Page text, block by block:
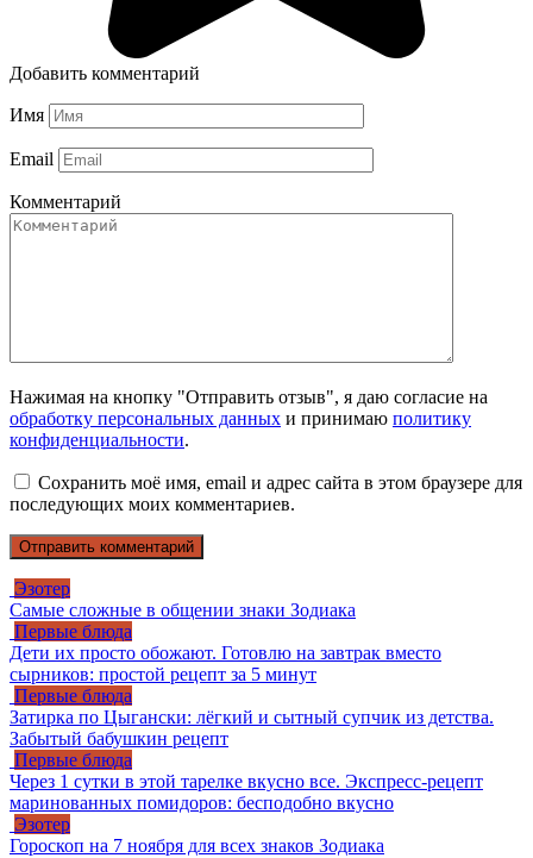
Добавить комментарий
Имя
Email
Комментарий
Нажимая на кнопку "Отправить отзыв", я даю согласие на
обработку персональных данных и принимаю политику
конфиденциальности.
Сохранить моё имя, email и адрес сайта в этом браузере для
последующих моих комментариев.
Эзотер
Самые сложные в общении знаки Зодиака
Первые блюда
Дети их просто обожают. Готовлю на завтрак вместо
сырников: простой рецепт за 5 минут
Первые блюда
Затирка по Цыгански: лёгкий и сытный супчик из детства.
Забытый бабушкин рецепт
Первые блюда
Через 1 сутки в этой тарелке вкусно все. Экспресс-рецепт
маринованных помидоров: бесподобно вкусно
Эзотер
Гороскоп на 7 ноября для всех знаков Зодиака